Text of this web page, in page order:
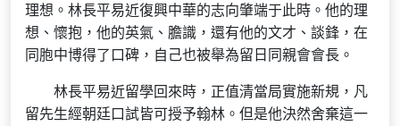
理想。林長平易近復興中華的志向肇端于此時。他的理
想、懷抱，他的英氣、膽識，還有他的文才、談鋒，在
同胞中博得了口碑，自己也被舉為留日同親會會長。
林長平易近留學回來時，正值清當局實施新規，凡
留先生經朝廷口試皆可授予翰林。但是他決然舍棄這一